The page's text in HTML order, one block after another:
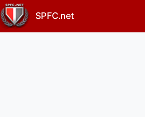
SPFC.net